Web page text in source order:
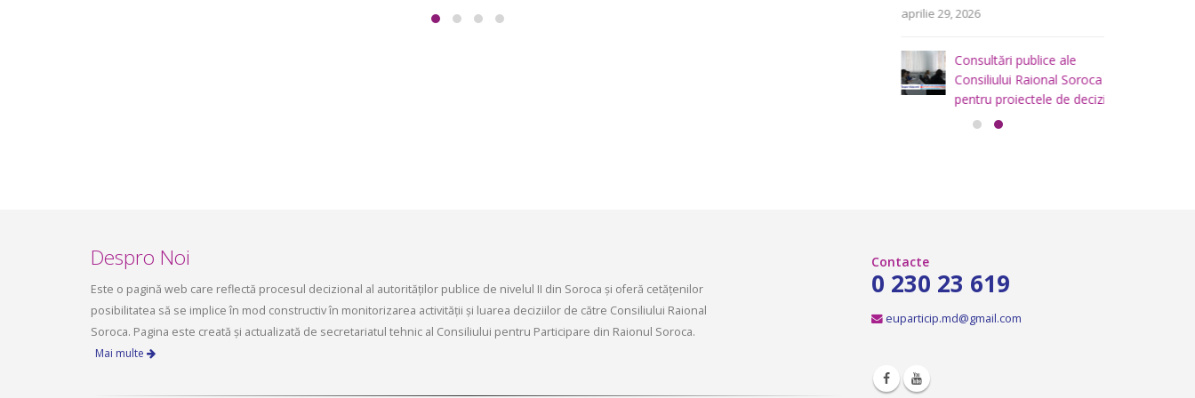
aprilie 29, 2026
Consultări publice ale
Consiliului Raional Soroca
pentru proiectele de decizie
planificate pentru a fi analizate la
Despro Noi
0 230 23 619